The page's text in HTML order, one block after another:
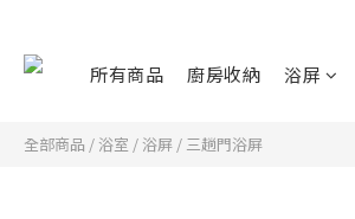
所有商品 廚房收納 浴屏
全部商品 / 浴室 / 浴屏 / 三趟門浴屏